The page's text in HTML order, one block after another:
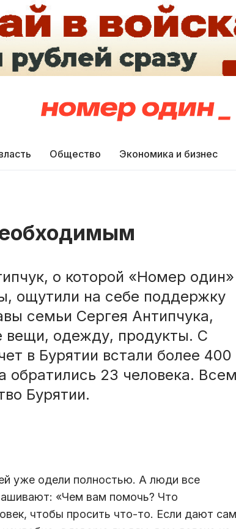
Общество Экономика и бизнес
о которой «Номер один»
ощутили на себе поддержку
семьи Сергея Антипчука,
одежду, продукты. С
в Бурятии встали более 400
обратились 23 человека. Всем
Бурятии.
уже одели полностью. А люди все
«Чем вам помочь? Что
чтобы просить что-то. Если дают